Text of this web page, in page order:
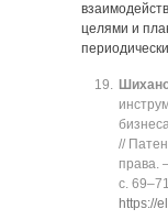
целями и
//
права.
с.
https://